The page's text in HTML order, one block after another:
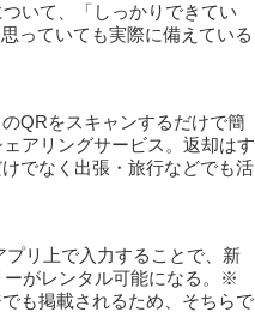
いて、「しっかりできてい
っていても実際に備えている
QRをスキャンするだけで簡
アリングサービス。返却はす
でなく出張・旅行などでも活
リ上で入力することで、新
ーがレンタル可能になる。※
も掲載されるため、そちらで